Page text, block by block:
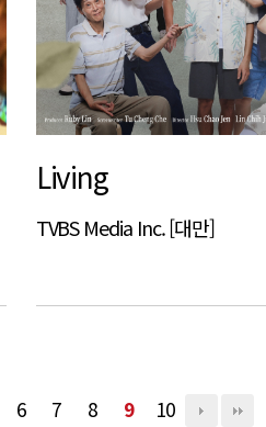
Living
TVBS Media Inc. [대만]
6 7 8 9 10